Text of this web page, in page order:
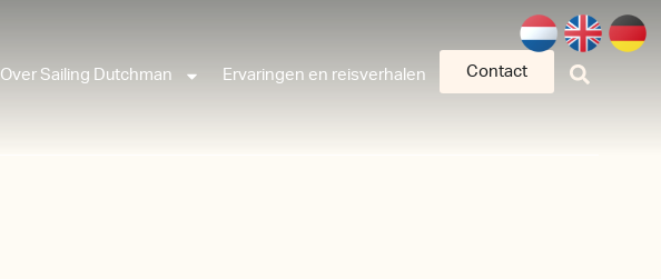
Over Sailing Dutchman Ervaringen en reisverhalen Contact